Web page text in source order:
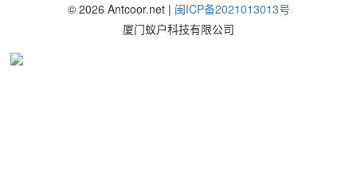
© 2026 Antcoor.net | 闽ICP备2021013013号
厦门蚁户科技有限公司